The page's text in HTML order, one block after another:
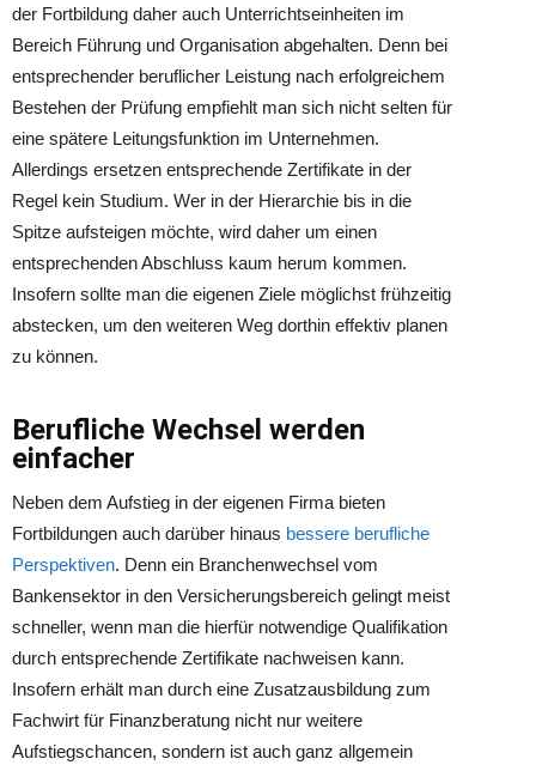
der Fortbildung daher auch Unterrichtseinheiten im
Bereich Führung und Organisation abgehalten. Denn bei
entsprechender beruflicher Leistung nach erfolgreichem
Bestehen der Prüfung empfiehlt man sich nicht selten für
eine spätere Leitungsfunktion im Unternehmen.
Allerdings ersetzen entsprechende Zertifikate in der
Regel kein Studium. Wer in der Hierarchie bis in die
Spitze aufsteigen möchte, wird daher um einen
entsprechenden Abschluss kaum herum kommen.
Insofern sollte man die eigenen Ziele möglichst frühzeitig
abstecken, um den weiteren Weg dorthin effektiv planen
zu können.
Berufliche Wechsel werden
einfacher
Neben dem Aufstieg in der eigenen Firma bieten
Fortbildungen auch darüber hinaus bessere berufliche
Perspektiven. Denn ein Branchenwechsel vom
Bankensektor in den Versicherungsbereich gelingt meist
schneller, wenn man die hierfür notwendige Qualifikation
durch entsprechende Zertifikate nachweisen kann.
Insofern erhält man durch eine Zusatzausbildung zum
Fachwirt für Finanzberatung nicht nur weitere
Aufstiegschancen, sondern ist auch ganz allgemein